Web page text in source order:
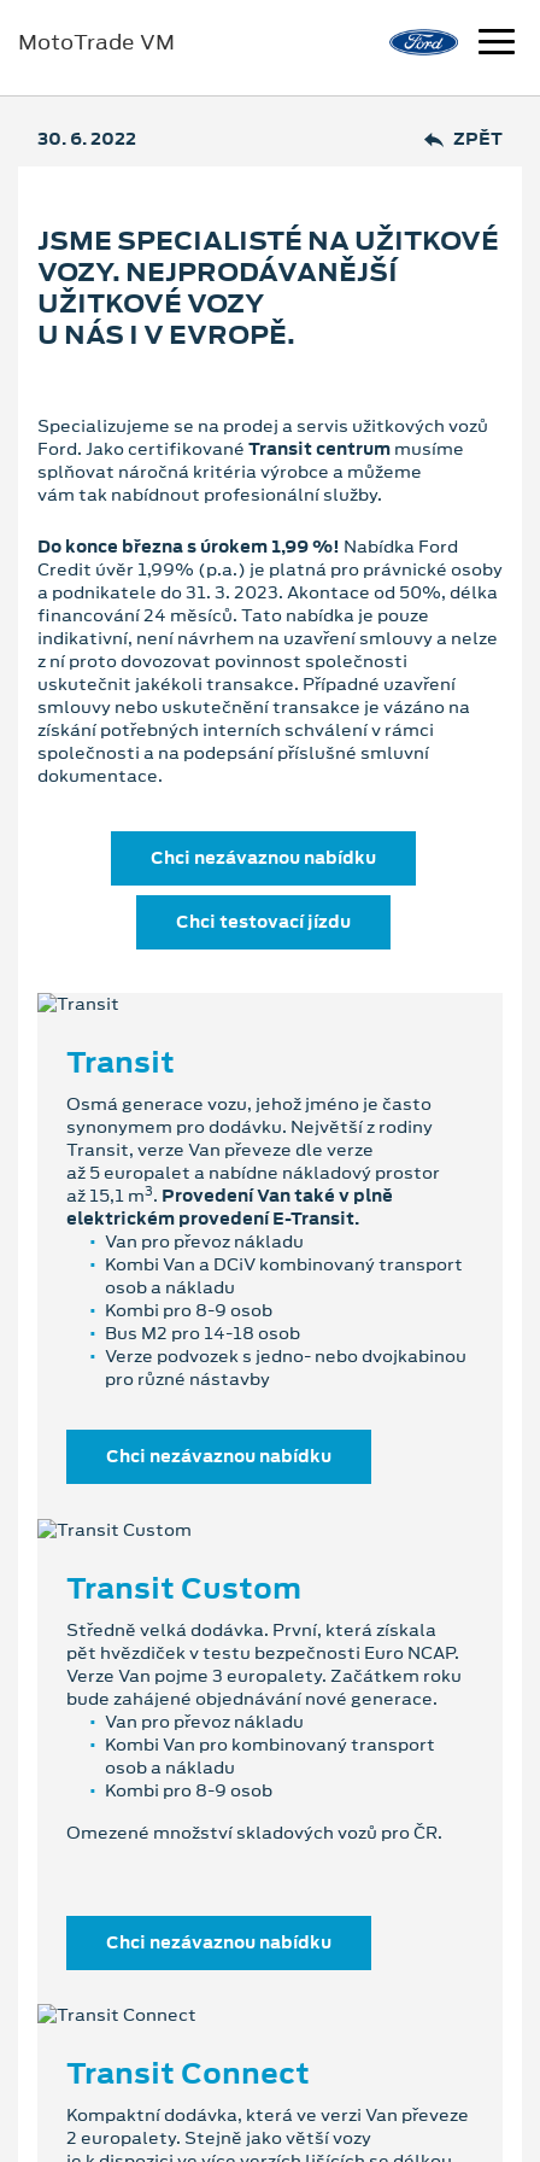
MotoTrade VM
30. 6. 2022 ZPĚT
JSME SPECIALISTÉ NA UŽITKOVÉ
VOZY. NEJPRODÁVANĚJŠÍ
UŽITKOVÉ VOZY
U NÁS I V EVROPĚ.
Specializujeme se na prodej a servis užitkových vozů
Ford. Jako certifikované Transit centrum musíme
splňovat náročná kritéria výrobce a můžeme
vám tak nabídnout profesionální služby.
Do konce března s úrokem 1,99 %! Nabídka Ford
Credit úvěr 1,99% (p.a.) je platná pro právnické osoby
a podnikatele do 31. 3. 2023. Akontace od 50%, délka
financování 24 měsíců. Tato nabídka je pouze
indikativní, není návrhem na uzavření smlouvy a nelze
z ní proto dovozovat povinnost společnosti
uskutečnit jakékoli transakce. Případné uzavření
smlouvy nebo uskutečnění transakce je vázáno na
získání potřebných interních schválení v rámci
společnosti a na podepsání příslušné smluvní
dokumentace.
Chci nezávaznou nabídku
Chci testovací jízdu
Transit
Osmá generace vozu, jehož jméno je často
synonymem pro dodávku. Největší z rodiny
Transit, verze Van převeze dle verze
až 5 europalet a nabídne nákladový prostor
až 15,1 m3. Provedení Van také v plně
elektrickém provedení E-Transit.
Van pro převoz nákladu
Kombi Van a DCiV kombinovaný transport
osob a nákladu
Kombi pro 8-9 osob
Bus M2 pro 14-18 osob
Verze podvozek s jedno- nebo dvojkabinou
pro různé nástavby
Chci nezávaznou nabídku
Transit Custom
Středně velká dodávka. První, která získala
pět hvězdiček v testu bezpečnosti Euro NCAP.
Verze Van pojme 3 europalety. Začátkem roku
bude zahájené objednávání nové generace.
Van pro převoz nákladu
Kombi Van pro kombinovaný transport
osob a nákladu
Kombi pro 8-9 osob
Omezené množství skladových vozů pro ČR.
Chci nezávaznou nabídku
Transit Connect
Kompaktní dodávka, která ve verzi Van převeze
2 europalety. Stejně jako větší vozy